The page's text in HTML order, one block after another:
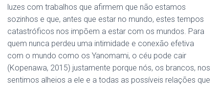
luzes com trabalhos que afirmem que não estamos
sozinhos e que, antes que estar no mundo, estes tempos
catastróficos nos impõem a estar com os mundos. Para
quem nunca perdeu uma intimidade e conexão efetiva
com o mundo como os Yanomami, o céu pode cair
(Kopenawa, 2015) justamente porque nós, os brancos, nos
sentimos alheios a ele e a todas as possíveis relações que